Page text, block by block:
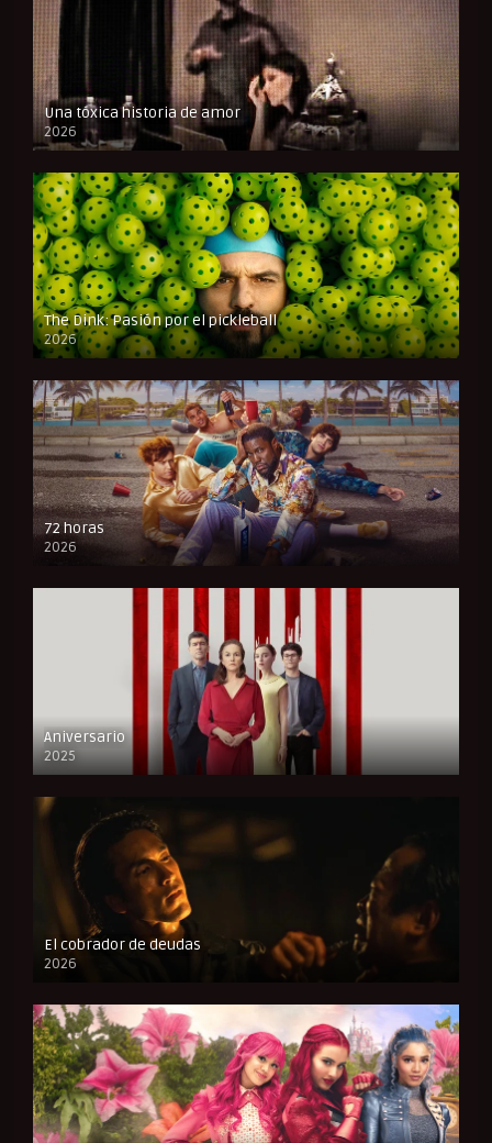
Una tóxica historia de amor
2026
FULL HD
The Dink: Pasión por el pickleball
2026
FULL HD
72 horas
2026
FULL HD
Aniversario
2025
FULL HD
El cobrador de deudas
2026
FULL HD